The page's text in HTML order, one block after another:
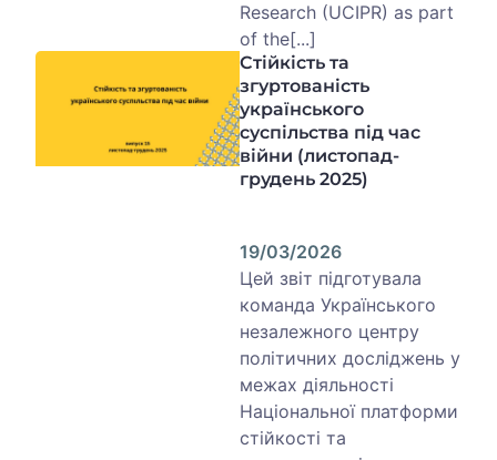
Research (UCIPR) as part
of the[...]
Стійкість та
згуртованість
українського
суспільства під час
війни (листопад-
грудень 2025)
19/03/2026
Цей звіт підготувала
команда Українського
незалежного центру
політичних досліджень у
межах діяльності
Національної платформи
стійкості та